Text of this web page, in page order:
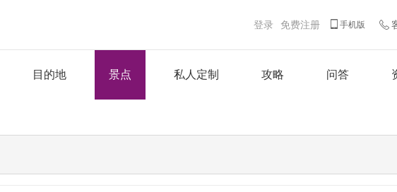
登录 免费注册 手机版
目的地 景点 私人定制 攻略 问答